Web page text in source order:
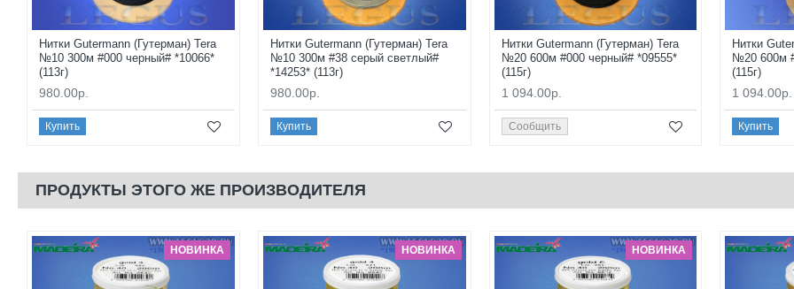
Нитки Gutermann (Гутерман) Tera
№10 300м #000 черный# *10066*
(113г)
980.00р.
Купить
Нитки Gutermann (Гутерман) Tera
№10 300м #38 серый светлый#
*14253* (113г)
980.00р.
Купить
Нитки Gutermann (Гутерман) Tera
№20 600м #000 черный# *09555*
(115г)
1 094.00р.
Сообщить
Нитки
№20 600м
(115г)
1 094.00р.
Купить
ПРОДУКТЫ ЭТОГО ЖЕ ПРОИЗВОДИТЕЛЯ
НОВИНКА НОВИНКА НОВИНКА